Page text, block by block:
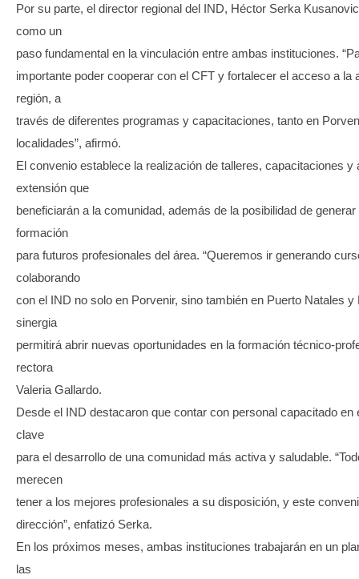
Por su parte, el director regional del IND, Héctor Serka
como un
paso fundamental en la vinculación entre ambas instituciones.
importante poder cooperar con el CFT y fortalecer el acceso a la
región, a
través de diferentes programas y capacitaciones, tanto en
localidades”, afirmó.
El convenio establece la realización de talleres, capacitaciones y
extensión que
beneficiarán a la comunidad, además de la posibilidad de
formación
para futuros profesionales del área. “Queremos ir generando
colaborando
con el IND no solo en Porvenir, sino también en Puerto Natales y
sinergia
permitirá abrir nuevas oportunidades en la formación técnico-
rectora
Valeria Gallardo.
Desde el IND destacaron que contar con personal capacitado en
clave
para el desarrollo de una comunidad más activa y saludable.
merecen
tener a los mejores profesionales a su disposición, y este
dirección”, enfatizó Serka.
En los próximos meses, ambas instituciones trabajarán en un
las